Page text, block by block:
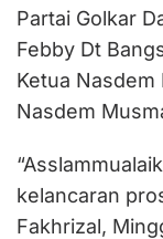
Partai Golkar
Febby Dt
Ketua
Nasdem
kelancaran
Fakhrizal,